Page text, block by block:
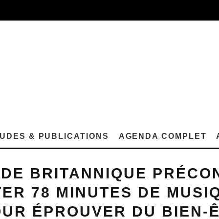
& PUBLICATIONS AGENDA COMPLET
BRITANNIQUE
78 MINUTES DE
ÉPROUVER DU BIEN-